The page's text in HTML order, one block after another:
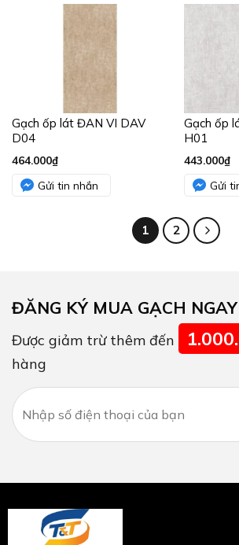
Gạch ốp lát ĐAN VI DAV
D04
464.000₫
Gửi tin nhắn
Gạch ốp
H01
443.000₫
Gửi
1 2
ĐĂNG KÝ MUA GẠCH NGAY
Được giảm trừ thêm đến
hàng